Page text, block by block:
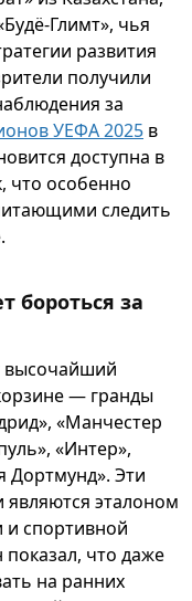
Глимт», чья
развития
получили
за
УЕФА 2025 в
доступна в
что особенно
следить
бороться за
высочайший
— гранды
«Манчестер
«Интер»,
Дортмунд». Эти
эталоном
спортивной
что даже
на ранних